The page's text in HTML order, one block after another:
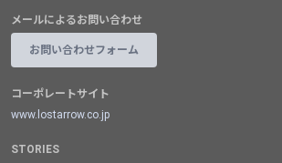
メールによるお問い合わせ
お問い合わせフォーム
コーポレートサイト
www.lostarrow.co.jp
STORIES